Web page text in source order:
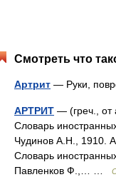
Смотреть что
Артрит — Руки,
АРТРИТ — (греч., от
Словарь
Чудинов А.Н., 1910.
Словарь
Павленков Ф.,… …